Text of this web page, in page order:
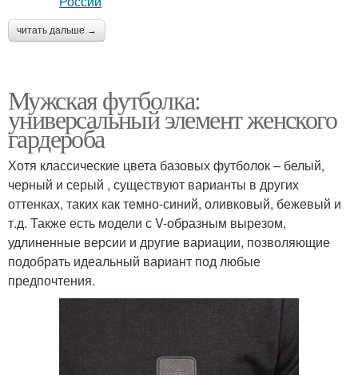
читать дальше →
Мужская футболка:
универсальный элемент женского
гардероба
Хотя классические цвета базовых футболок – белый,
черный и серый , существуют варианты в других
оттенках, таких как темно-синий, оливковый, бежевый и
т.д. Также есть модели с V-образным вырезом,
удлиненные версии и другие вариации, позволяющие
подобрать идеальный вариант под любые
предпочтения.